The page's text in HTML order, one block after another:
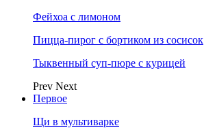
Фейхоа с лимоном
Пицца-пирог с бортиком из сосисок
Тыквенный суп-пюре с курицей
Prev Next
Первое
Щи в мультиварке